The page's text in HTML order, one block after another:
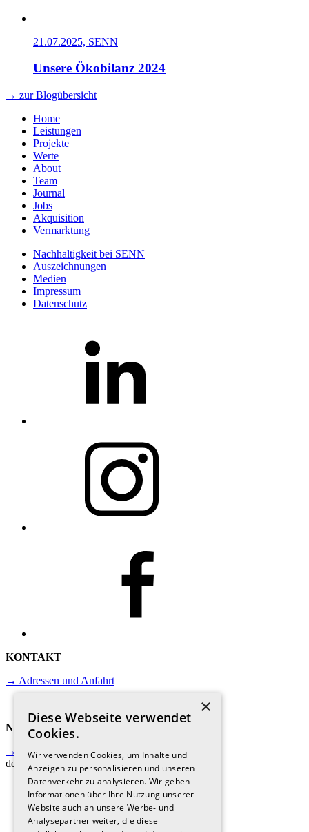
21.07.2025, SENN
Unsere Ökobilanz 2024
→ zur Blogübersicht
Home
Leistungen
Projekte
Werte
About
Team
Journal
Jobs
Akquisition
Vermarktung
Nachhaltigkeit bei SENN
Auszeichnungen
Medien
Impressum
Datenschutz
KONTAKT
→ Adressen und Anfahrt
NEWSLETTER
→ Jetzt anmelden und immer auf
dem Laufenden sein.
×
Diese Webseite verwendet
Cookies.
Wir verwenden Cookies, um Inhalte und
Anzeigen zu personalisieren und unseren
Datenverkehr zu analysieren. Wir geben
Informationen über Ihre Nutzung unserer
Website auch an unsere Werbe- und
Analysepartner weiter, die diese